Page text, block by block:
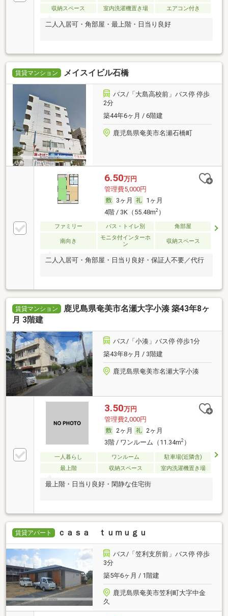
収納スペース
室内洗濯機置き場 エアコン付き
二人入居可・角部屋・最上階・日当り良好
賃貸マンション メイスイビル石橋
バス/「大島高校前」バス停 停歩
2分
築44年6ヶ月 / 6階建
鹿児島県奄美市名瀬石橋町
6.50万円
管理費5,000円
3ヶ月
1ヶ月
4階 / 3K（55.48m2）
ファミリー バス・トイレ別 角部屋
南向き
モニタ付インターホ
ン
収納スペース
二人入居可・角部屋・日当り良好・保証人不要／代行
賃貸マンション
鹿児島県奄美市名瀬大字小湊 築43年8ヶ
月 3階建
バス/「小湊」バス停 停歩1分
築43年8ヶ月 / 3階建
鹿児島県奄美市名瀬大字小湊
3.50万円
管理費2,000円
2ヶ月
2ヶ月
3階 / ワンルーム（11.34m2）
一人暮らし ワンルーム
駐車場(近隣含)
最上階
収納スペース 室内洗濯機置き場
最上階・日当り良好・閑静な住宅街
賃貸アパート ｃａｓａ ｔｕｍｕｇｕ
バス/「笠利支所前」バス停 停歩
3分
築5年6ヶ月 / 1階建
鹿児島県奄美市笠利町大字中金
久